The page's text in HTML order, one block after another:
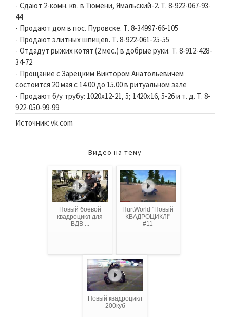
- Сдают 2-комн. кв. в Тюмени, Ямальский-2. Т. 8-922-067-93-
44
- Продают дом в пос. Пуровске. Т. 8-34997-66-105
- Продают элитных шпицев. Т. 8-922-061-25-55
- Отдадут рыжих котят (2 мес.) в добрые руки. Т. 8-912-428-
34-72
- Прощание с Зарецким Виктором Анатольевичем
состоится 20 мая с 14.00 до 15.00 в ритуальном зале
- Продают б/у трубу: 1020x12-21, 5; 1420x16, 5-26 и т. д. Т. 8-
922-050-99-99
Источник: vk.com
Видео на тему
Новый боевой
квадроцикл для
ВДВ ...
HurtWorld "Новый
КВАДРОЦИКЛ!"
#11
Новый квадроцикл
200куб